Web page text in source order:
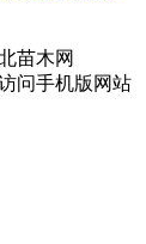
问手机版网站